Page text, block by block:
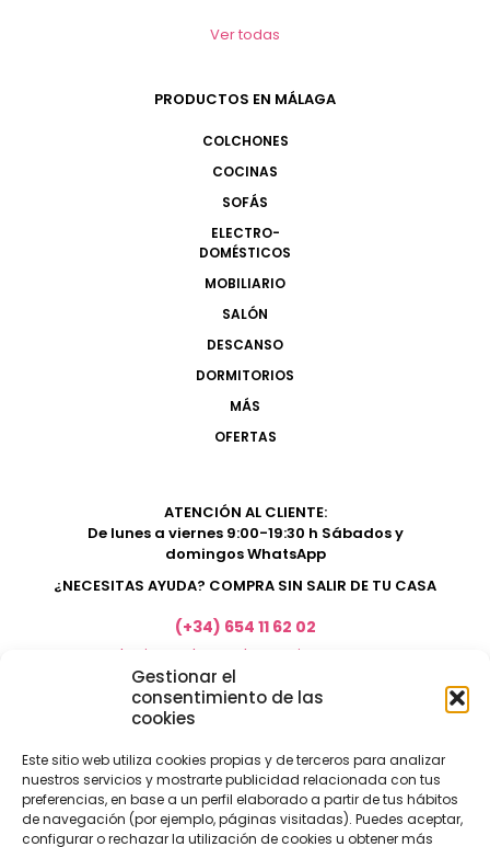
Gestionar el
consentimiento de las
cookies
Este sitio web utiliza cookies propias y de terceros para analizar
nuestros servicios y mostrarte publicidad relacionada con tus
preferencias, en base a un perfil elaborado a partir de tus hábitos
de navegación (por ejemplo, páginas visitadas). Puedes aceptar,
configurar o rechazar la utilización de cookies u obtener más
Ver todas
PRODUCTOS EN MÁLAGA
COLCHONES
COCINAS
SOFÁS
ELECTRO-
DOMÉSTICOS
MOBILIARIO
SALÓN
DESCANSO
DORMITORIOS
MÁS
OFERTAS
ATENCIÓN AL CLIENTE:
De lunes a viernes 9:00-19:30 h Sábados y
domingos WhatsApp
¿NECESITAS AYUDA? COMPRA SIN SALIR DE TU CASA
(+34) 654 11 62 02
marketing@electrodomesticosacosta.es
Tienda de muebles en Fuengirola
Tienda de muebles en Torremolinos
Tienda de muebles en Benalmádena
Tienda de muebles en el Rincón de la Victoria